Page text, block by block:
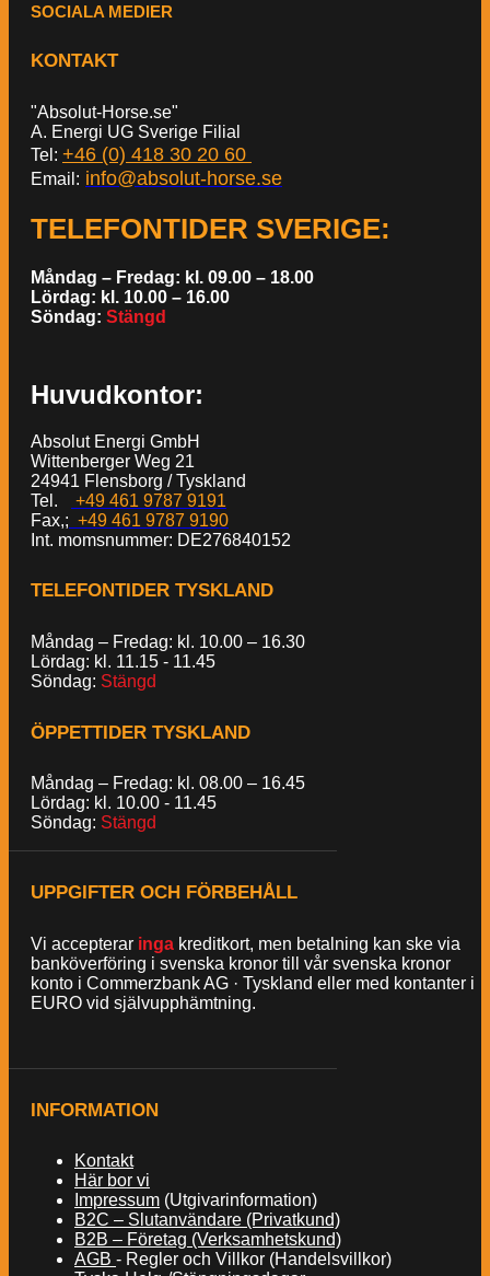
SOCIALA MEDIER
KONTAKT
"Absolut-Horse.se"
A. Energi UG Sverige Filial
Tel: +46 (0) 418 30 20 60
Email: info@absolut-horse.se
TELEFONTIDER SVERIGE:
Måndag – Fredag: kl. 09.00 – 18.00
Lördag: kl. 10.00 – 16.00
Söndag: Stängd
Huvudkontor:
Absolut Energi GmbH
Wittenberger Weg 21
24941 Flensborg / Tyskland
Tel.
+49 461 9787 9191
Fax,; +49 461 9787 9190
Int. momsnummer: DE276840152
TELEFONTIDER TYSKLAND
Måndag – Fredag: kl. 10.00 – 16.30
Lördag: kl. 11.15 - 11.45
Söndag: Stängd
ÖPPETTIDER TYSKLAND
Måndag – Fredag: kl. 08.00 – 16.45
Lördag: kl. 10.00 - 11.45
Söndag: Stängd
UPPGIFTER OCH FÖRBEHÅLL
Vi accepterar inga kreditkort, men betalning kan ske via
banköverföring i svenska kronor till vår svenska kronor
konto i Commerzbank AG · Tyskland eller med kontanter i
EURO vid självupphämtning.
INFORMATION
Kontakt
Här bor vi
Impressum (Utgivarinformation)
B2C – Slutanvändare (Privatkund)
B2B – Företag (Verksamhetskund)
AGB - Regler och Villkor (Handelsvillkor)